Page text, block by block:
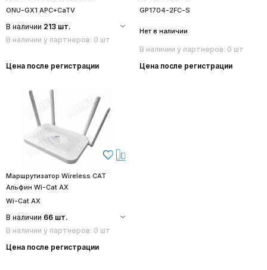
ONU-GX1 APC+CaTV
В наличии 213 шт.
В наличии у партнеров: 0 шт
Цена после регистрации
GP1704-2FC-S
Нет в наличии
В наличии у партнеров: 0 шт
Цена после регистрации
Маршрутизатор Wireless CAT
Альфин Wi-Cat AX
Wi-Cat AX
В наличии 66 шт.
В наличии у партнеров: 0 шт
Цена после регистрации